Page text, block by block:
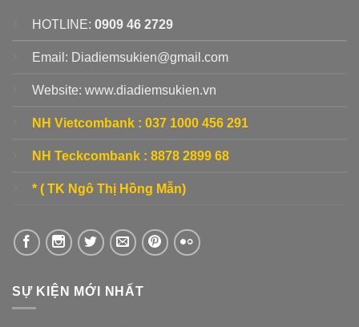
HOTLINE: 0909 46 2729
Email: Diadiemsukien@gmail.com
Website: www.diadiemsukien.vn
NH Vietcombank : 037 1000 456 291
NH Teckcombank : 8878 2899 68
* ( TK Ngô Thị Hồng Mẫn)
SỰ KIỆN MỚI NHẤT